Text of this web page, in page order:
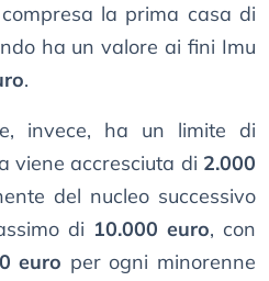
la prima casa di
ha un valore ai fini Imu
.
invece, ha un limite di
viene accresciuta di 2.000
del nucleo successivo
di 10.000 euro, con
euro per ogni minorenne